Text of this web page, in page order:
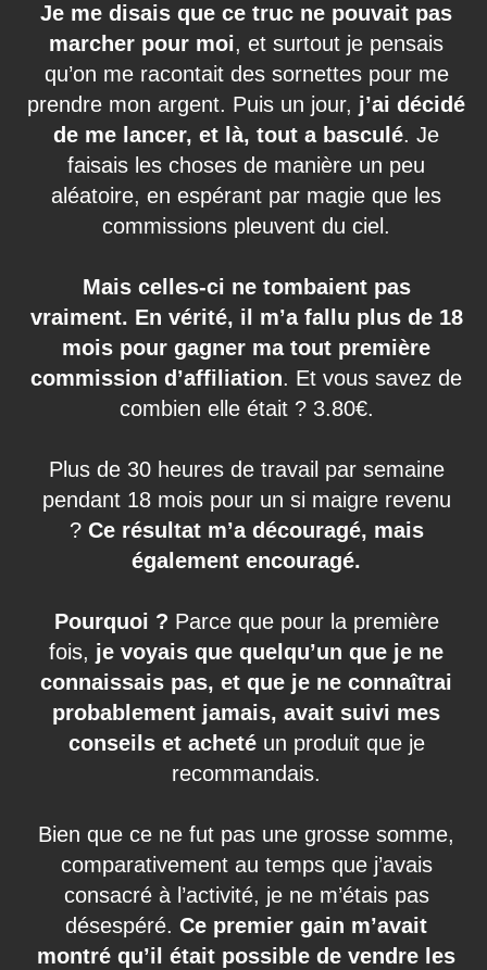
Je me disais que ce truc ne pouvait pas
marcher pour moi, et surtout je pensais
qu’on me racontait des sornettes pour me
prendre mon argent. Puis un jour, j’ai décidé
de me lancer, et là, tout a basculé. Je
faisais les choses de manière un peu
aléatoire, en espérant par magie que les
commissions pleuvent du ciel.
Mais celles-ci ne tombaient pas
vraiment. En vérité, il m’a fallu plus de 18
mois pour gagner ma tout première
commission d’affiliation. Et vous savez de
combien elle était ? 3.80€.
Plus de 30 heures de travail par semaine
pendant 18 mois pour un si maigre revenu
? Ce résultat m’a découragé, mais
également encouragé.
Pourquoi ? Parce que pour la première
fois, je voyais que quelqu’un que je ne
connaissais pas, et que je ne connaîtrai
probablement jamais, avait suivi mes
conseils et achetéun produit que je
recommandais.
Bien que ce ne fut pas une grosse somme,
comparativement au temps que j’avais
consacré à l’activité, je ne m’étais pas
désespéré. Ce premier gain m’avait
montré qu’il était possible de vendre les